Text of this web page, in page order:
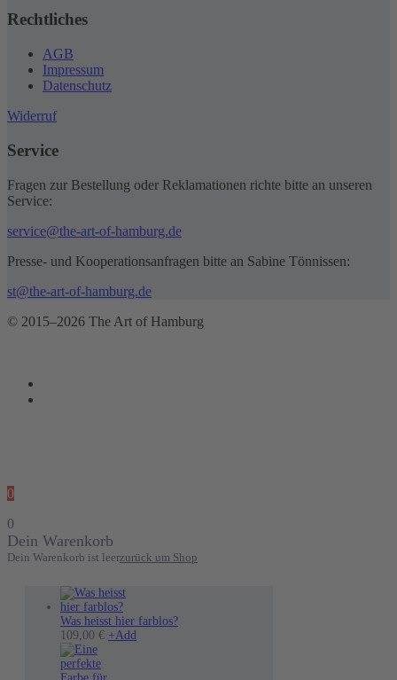
Rechtliches
AGB
Impressum
Datenschutz
Widerruf
Service
Fragen zur Bestellung oder Reklamationen richte bitte an unseren
Service:
service@the-art-of-hamburg.de
Presse- und Kooperationsanfragen bitte an Sabine Tönnissen:
st@the-art-of-hamburg.de
© 2015–2026 The Art of Hamburg
0
0
Dein Warenkorb
Dein Warenkorb ist leerzurück um Shop
Was heisst hier farblos?
109,00 € +Add